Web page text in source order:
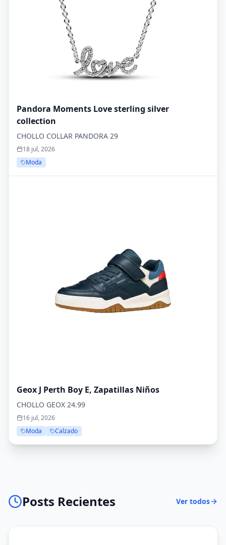
Pandora Moments Love sterling silver
collection
CHOLLO COLLAR PANDORA 29
18 jul, 2026
Moda
Geox J Perth Boy E, Zapatillas Niños
CHOLLO GEOX 24.99
16 jul, 2026
Moda
Calzado
Posts Recientes Ver todos